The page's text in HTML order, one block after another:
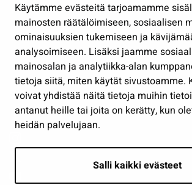
Käytämme evästeitä tarjoamamme
mainosten räätälöimiseen, sosiaalisen
ominaisuuksien tukemiseen ja
analysoimiseen. Lisäksi jaamme
mainosalan ja analytiikka-alan
tietoja siitä, miten käytät sivustoamme.
voivat yhdistää näitä tietoja muihin
antanut heille tai joita on kerätty, kun
heidän palvelujaan.
Salli kaikki evästeet
Työ ja yrittäminen
Osallistu ja asioi
Näytä omat evästeasetukseni
Seuraa meitä